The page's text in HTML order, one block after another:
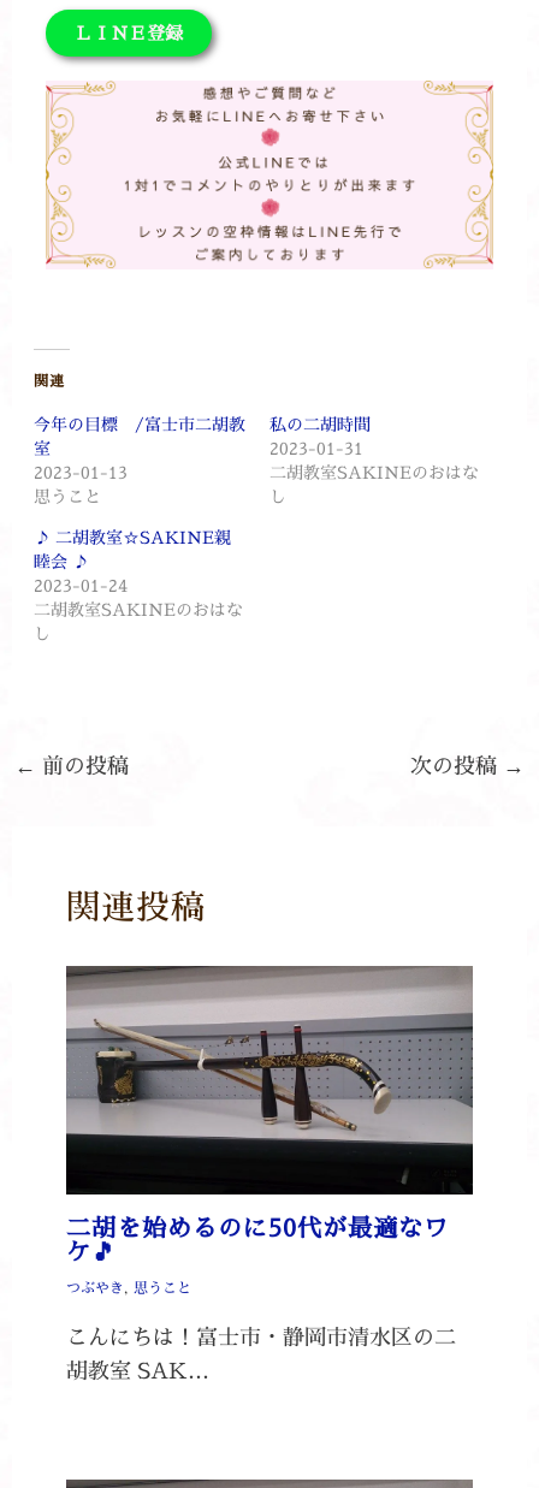
ＬＩＮＥ登録
関連
今年の目標 /富士市二胡教
室
2023-01-13
思うこと
私の二胡時間
2023-01-31
二胡教室SAKINEのおはな
し
♪ 二胡教室☆SAKINE親
睦会 ♪
2023-01-24
二胡教室SAKINEのおはな
し
← 前の投稿 次の投稿 →
関連投稿
二胡を始めるのに50代が最適なワ
ケ🎵
つぶやき, 思うこと
こんにちは！富士市・静岡市清水区の二
胡教室 SAK…